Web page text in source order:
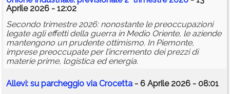
Aprile 2026 - 12:02
Secondo trimestre 2026: nonostante le preoccupazioni
legate agli effetti della guerra in Medio Oriente, le aziende
mantengono un prudente ottimismo. In Piemonte,
imprese preoccupate per l’incremento dei prezzi di
materie prime, logistica ed energia.
Allevi: su parcheggio via Crocetta - 6 Aprile 2026 - 08:01